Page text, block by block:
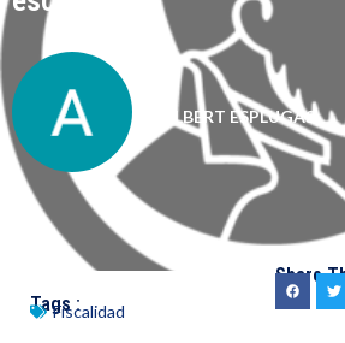
ALBERT ESPLUGAS
Tags :Fiscalidad
Share